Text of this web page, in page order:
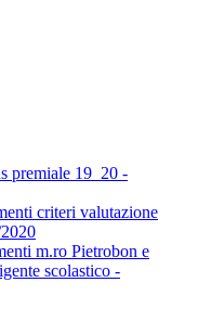
premiale 19_20 -
criteri valutazione
m.ro Pietrobon e
scolastico -